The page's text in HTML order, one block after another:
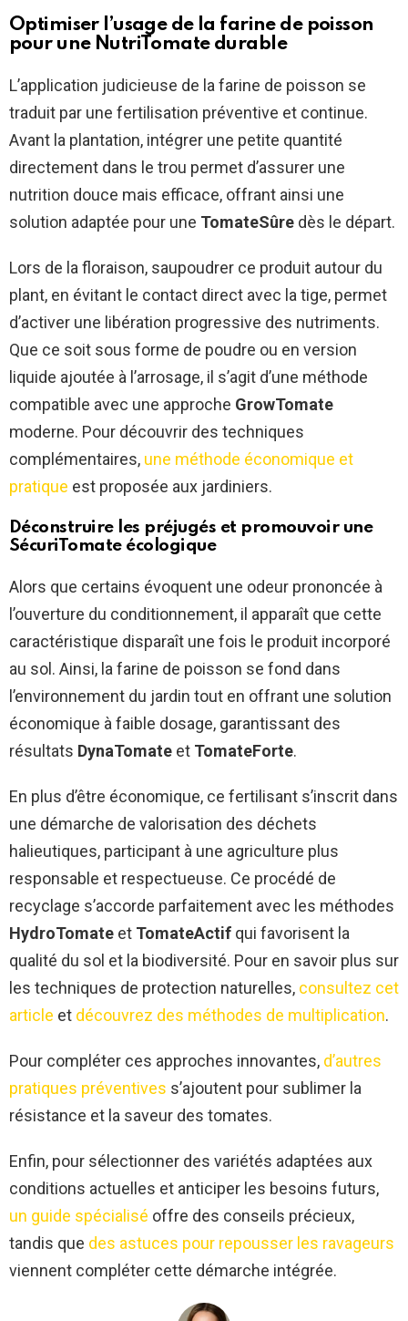
Optimiser l’usage de la farine de poisson
pour une NutriTomatedurable
L’application judicieuse de la farine de poisson se
traduit par une fertilisation préventive et continue.
Avant la plantation, intégrer une petite quantité
directement dans le trou permet d’assurer une
nutrition douce mais efficace, offrant ainsi une
solution adaptée pour une TomateSûre dès le départ.
Lors de la floraison, saupoudrer ce produit autour du
plant, en évitant le contact direct avec la tige, permet
d’activer une libération progressive des nutriments.
Que ce soit sous forme de poudre ou en version
liquide ajoutée à l’arrosage, il s’agit d’une méthode
compatible avec une approche GrowTomate
moderne. Pour découvrir des techniques
complémentaires, une méthode économique et
pratique est proposée aux jardiniers.
Déconstruire les préjugés et promouvoir une
SécuriTomateécologique
Alors que certains évoquent une odeur prononcée à
l’ouverture du conditionnement, il apparaît que cette
caractéristique disparaît une fois le produit incorporé
au sol. Ainsi, la farine de poisson se fond dans
l’environnement du jardin tout en offrant une solution
économique à faible dosage, garantissant des
résultats DynaTomate et TomateForte.
En plus d’être économique, ce fertilisant s’inscrit dans
une démarche de valorisation des déchets
halieutiques, participant à une agriculture plus
responsable et respectueuse. Ce procédé de
recyclage s’accorde parfaitement avec les méthodes
HydroTomate et TomateActif qui favorisent la
qualité du sol et la biodiversité. Pour en savoir plus sur
les techniques de protection naturelles, consultez cet
article et découvrez des méthodes de multiplication.
Pour compléter ces approches innovantes, d’autres
pratiques préventives s’ajoutent pour sublimer la
résistance et la saveur des tomates.
Enfin, pour sélectionner des variétés adaptées aux
conditions actuelles et anticiper les besoins futurs,
un guide spécialisé offre des conseils précieux,
tandis que des astuces pour repousser les ravageurs
viennent compléter cette démarche intégrée.